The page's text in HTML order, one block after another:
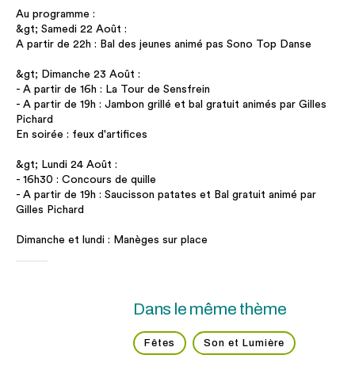
Au programme :
&gt; Samedi 22 Août :
A partir de 22h : Bal des jeunes animé pas Sono Top Danse
&gt; Dimanche 23 Août :
- A partir de 16h : La Tour de Sensfrein
- A partir de 19h : Jambon grillé et bal gratuit animés par Gilles
Pichard
En soirée : feux d'artifices
&gt; Lundi 24 Août :
- 16h30 : Concours de quille
- A partir de 19h : Saucisson patates et Bal gratuit animé par
Gilles Pichard
Dimanche et lundi : Manèges sur place
Dans le même thème
Fêtes Son et Lumière